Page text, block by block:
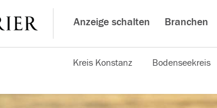
Anzeige schalten Branchen
Kreis Konstanz Bodenseekreis